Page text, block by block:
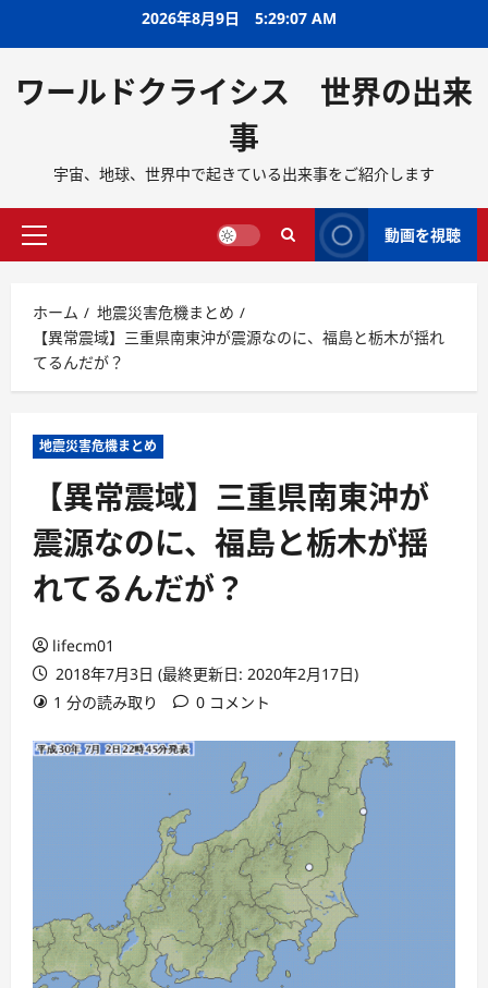
2026年8月9日 5:29:08 AM
ワールドクライシス 世界の出来
事
宇宙、地球、世界中で起きている出来事をご紹介します
動画を視聴
ホーム
地震災害危機まとめ
【異常震域】三重県南東沖が震源なのに、福島と栃木が揺れ
てるんだが？
地震災害危機まとめ
【異常震域】三重県南東沖が
震源なのに、福島と栃木が揺
れてるんだが？
lifecm01
2018年7月3日 (最終更新日: 2020年2月17日)
1 分の読み取り
0 コメント